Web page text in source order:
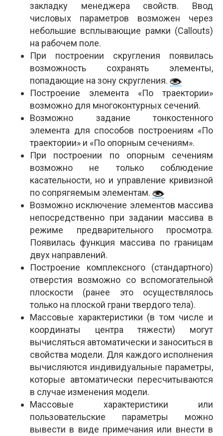
закладку менеджера свойств. Ввод
числовых параметров возможен через
небольшие всплывающие рамки (Callouts)
на рабочем поле.
При построении скругления появилась
возможность сохранять элементы,
попадающие на зону скругления.
Построение элемента «По траектории»
возможно для многоконтурных сечений.
Возможно задание тонкостенного
элемента для способов построениям «По
траектории» и «По опорным сечениям».
При построении по опорным сечениям
возможно не только соблюдение
касательности, но и управление кривизной
по сопрягяемым элементам.
Возможно исключение элементов массива
непосредственно при задании массива в
режиме предварительного просмотра.
Появилась функция массива по границам
двух направлений.
Построение комплексного (стандартного)
отверстия возможно со вспомогательной
плоскости (ранее это осуществлялось
только на плоской грани твердого тела).
Массовые характеристики (в том числе и
координаты центра тяжести) могут
вычисляться автоматически и заноситься в
свойства модели. Для каждого исполнения
вычисляются индивидуальные параметры,
которые автоматически пересчитываются
в случае изменения модели.
Массовые характеристики или
пользовательские параметры можно
вывести в виде примечания или внести в